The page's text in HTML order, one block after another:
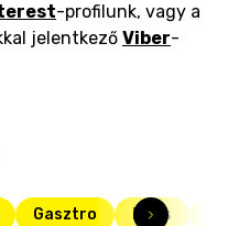
-profilunk, vagy a
jelentkező Viber-
Gasztro Friss